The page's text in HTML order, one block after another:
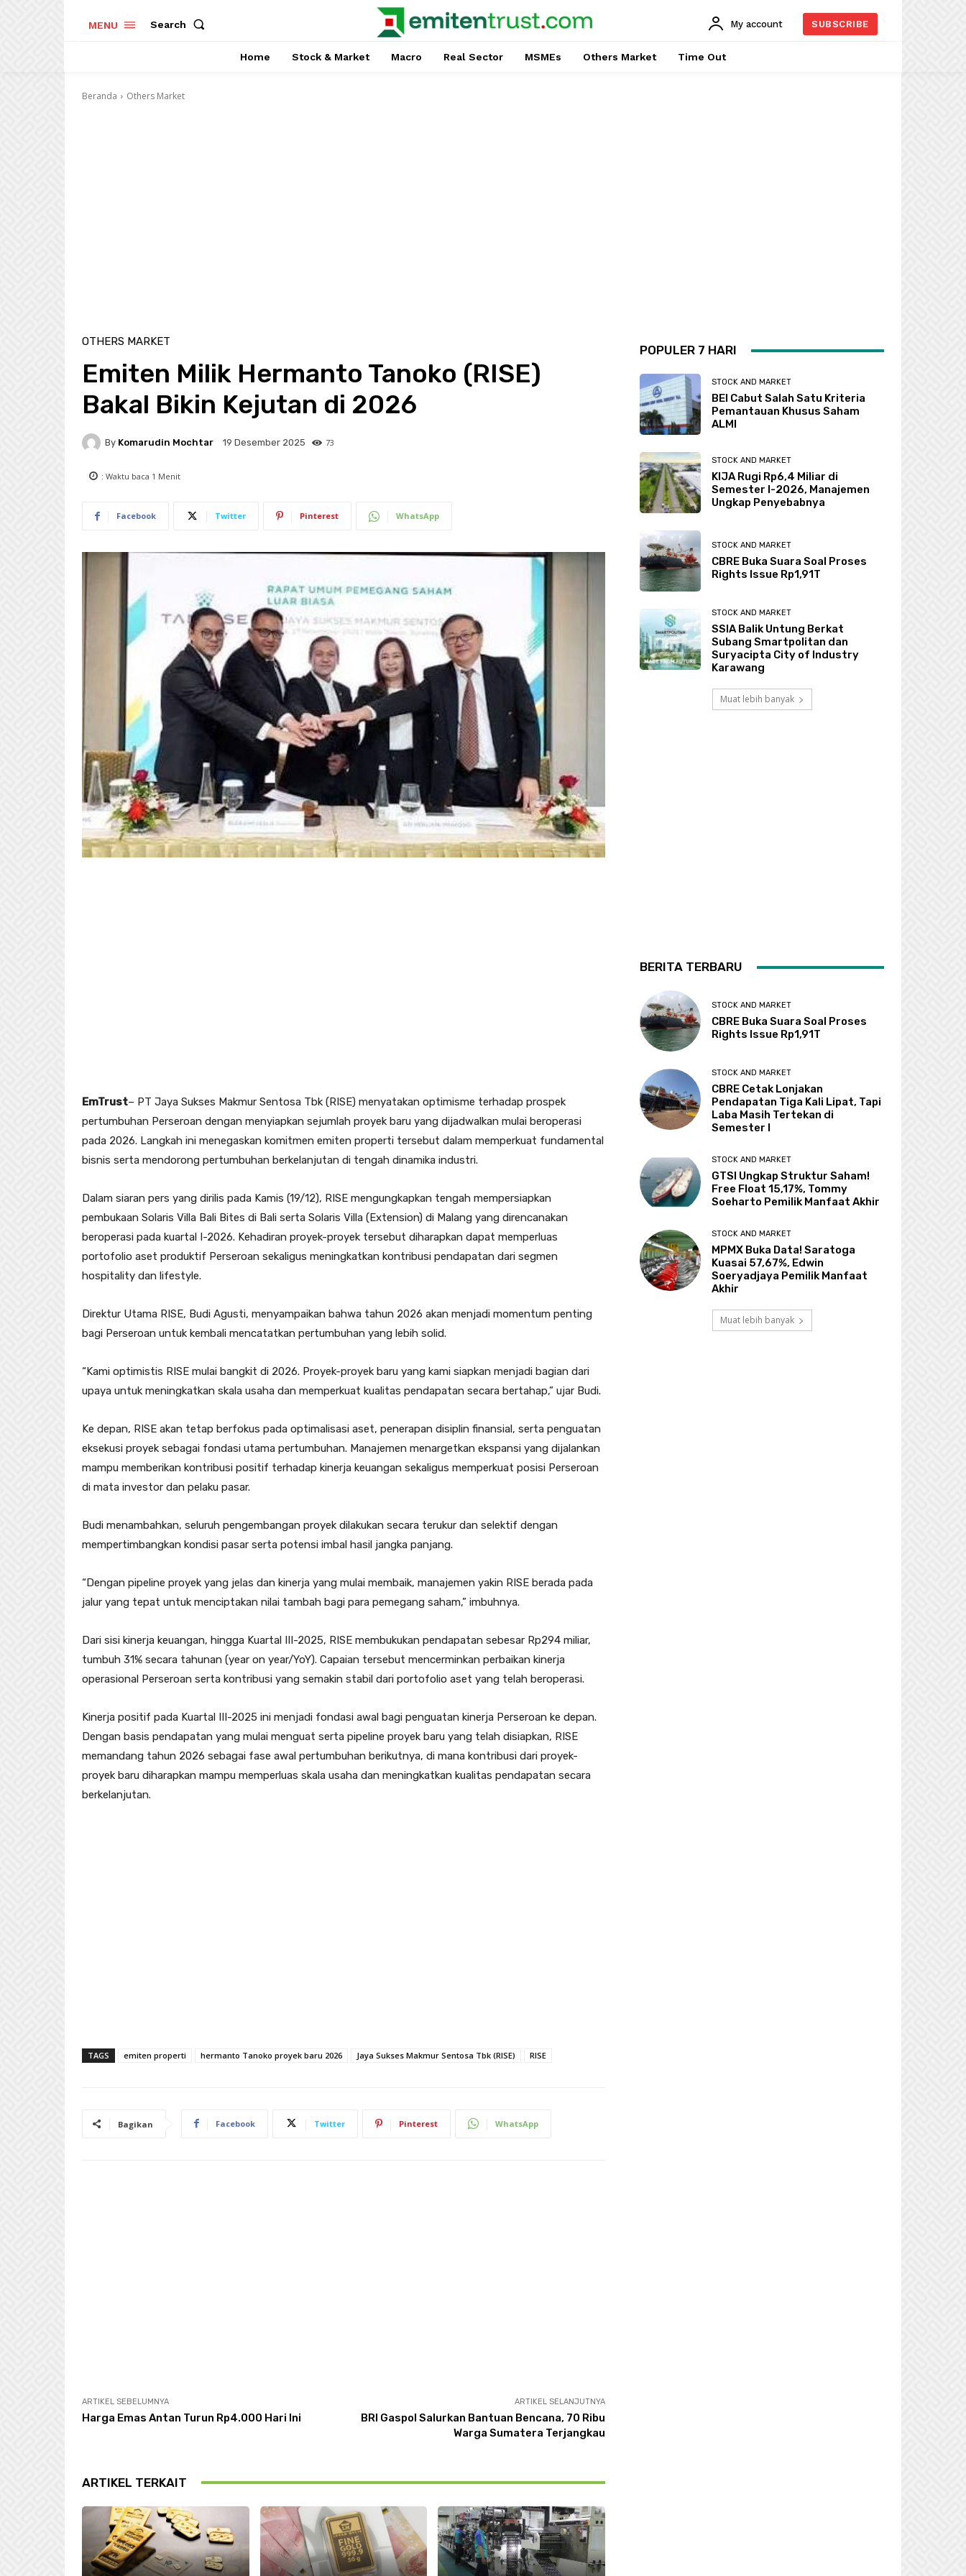
MENU Search My account SUBSCRIBE
Home Stock & Market Macro Real Sector MSMEs Others Market Time Out
Beranda Others Market
OTHERS MARKET
Emiten Milik Hermanto Tanoko (RISE)
Bakal Bikin Kejutan di 2026
By Komarudin Mochtar 19 Desember 2025 73
: Waktu baca 1 Menit
Facebook Twitter Pinterest WhatsApp
EmTrust– PT Jaya Sukses Makmur Sentosa Tbk (RISE) menyatakan optimisme terhadap prospek
pertumbuhan Perseroan dengan menyiapkan sejumlah proyek baru yang dijadwalkan mulai beroperasi
pada 2026. Langkah ini menegaskan komitmen emiten properti tersebut dalam memperkuat fundamental
bisnis serta mendorong pertumbuhan berkelanjutan di tengah dinamika industri.
Dalam siaran pers yang dirilis pada Kamis (19/12), RISE mengungkapkan tengah mempersiapkan
pembukaan Solaris Villa Bali Bites di Bali serta Solaris Villa (Extension) di Malang yang direncanakan
beroperasi pada kuartal I-2026. Kehadiran proyek-proyek tersebut diharapkan dapat memperluas
portofolio aset produktif Perseroan sekaligus meningkatkan kontribusi pendapatan dari segmen
hospitality dan lifestyle.
Direktur Utama RISE, Budi Agusti, menyampaikan bahwa tahun 2026 akan menjadi momentum penting
bagi Perseroan untuk kembali mencatatkan pertumbuhan yang lebih solid.
“Kami optimistis RISE mulai bangkit di 2026. Proyek-proyek baru yang kami siapkan menjadi bagian dari
upaya untuk meningkatkan skala usaha dan memperkuat kualitas pendapatan secara bertahap,” ujar Budi.
Ke depan, RISE akan tetap berfokus pada optimalisasi aset, penerapan disiplin finansial, serta penguatan
eksekusi proyek sebagai fondasi utama pertumbuhan. Manajemen menargetkan ekspansi yang dijalankan
mampu memberikan kontribusi positif terhadap kinerja keuangan sekaligus memperkuat posisi Perseroan
di mata investor dan pelaku pasar.
Budi menambahkan, seluruh pengembangan proyek dilakukan secara terukur dan selektif dengan
mempertimbangkan kondisi pasar serta potensi imbal hasil jangka panjang.
“Dengan pipeline proyek yang jelas dan kinerja yang mulai membaik, manajemen yakin RISE berada pada
jalur yang tepat untuk menciptakan nilai tambah bagi para pemegang saham,” imbuhnya.
Dari sisi kinerja keuangan, hingga Kuartal III-2025, RISE membukukan pendapatan sebesar Rp294 miliar,
tumbuh 31% secara tahunan (year on year/YoY). Capaian tersebut mencerminkan perbaikan kinerja
operasional Perseroan serta kontribusi yang semakin stabil dari portofolio aset yang telah beroperasi.
Kinerja positif pada Kuartal III-2025 ini menjadi fondasi awal bagi penguatan kinerja Perseroan ke depan.
Dengan basis pendapatan yang mulai menguat serta pipeline proyek baru yang telah disiapkan, RISE
memandang tahun 2026 sebagai fase awal pertumbuhan berikutnya, di mana kontribusi dari proyek-
proyek baru diharapkan mampu memperluas skala usaha dan meningkatkan kualitas pendapatan secara
berkelanjutan.
TAGS emiten properti hermanto Tanoko proyek baru 2026 Jaya Sukses Makmur Sentosa Tbk (RISE) RISE
Bagikan Facebook Twitter Pinterest WhatsApp
ARTIKEL SEBELUMNYA
Harga Emas Antan Turun Rp4.000 Hari Ini
ARTIKEL SELANJUTNYA
BRI Gaspol Salurkan Bantuan Bencana, 70 Ribu
Warga Sumatera Terjangkau
ARTIKEL TERKAIT
POPULER 7 HARI
STOCK AND MARKET
BEI Cabut Salah Satu Kriteria
Pemantauan Khusus Saham
ALMI
STOCK AND MARKET
KIJA Rugi Rp6,4 Miliar di
Semester I-2026, Manajemen
Ungkap Penyebabnya
STOCK AND MARKET
CBRE Buka Suara Soal Proses
Rights Issue Rp1,91T
STOCK AND MARKET
SSIA Balik Untung Berkat
Subang Smartpolitan dan
Suryacipta City of Industry
Karawang
Muat lebih banyak
BERITA TERBARU
STOCK AND MARKET
CBRE Buka Suara Soal Proses
Rights Issue Rp1,91T
STOCK AND MARKET
CBRE Cetak Lonjakan
Pendapatan Tiga Kali Lipat, Tapi
Laba Masih Tertekan di
Semester I
STOCK AND MARKET
GTSI Ungkap Struktur Saham!
Free Float 15,17%, Tommy
Soeharto Pemilik Manfaat Akhir
STOCK AND MARKET
MPMX Buka Data! Saratoga
Kuasai 57,67%, Edwin
Soeryadjaya Pemilik Manfaat
Akhir
Muat lebih banyak